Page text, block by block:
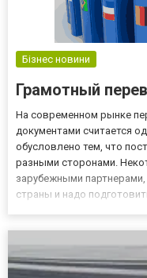
Бізнес новини
Грамотный
На современном рынке
документами считается
обусловлено тем, что
разными сторонами.
зарубежными
страны и надо